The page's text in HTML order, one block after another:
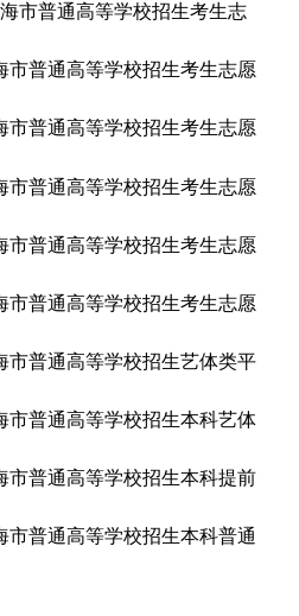
市普通高等学校招生考生志
市普通高等学校招生考生志愿
市普通高等学校招生考生志愿
市普通高等学校招生考生志愿
市普通高等学校招生考生志愿
市普通高等学校招生考生志愿
市普通高等学校招生艺体类平
市普通高等学校招生本科艺体
市普通高等学校招生本科提前
市普通高等学校招生本科普通